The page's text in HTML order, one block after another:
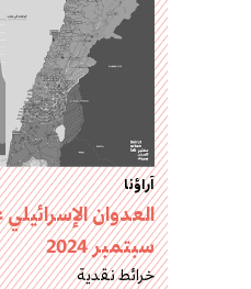
آراؤنا
العدوان
سبتمبر 2024
خرائط نقدية